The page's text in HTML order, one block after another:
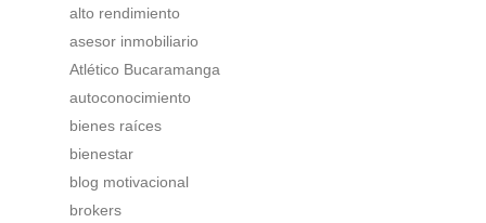
alto rendimiento
asesor inmobiliario
Atlético Bucaramanga
autoconocimiento
bienes raíces
bienestar
blog motivacional
brokers